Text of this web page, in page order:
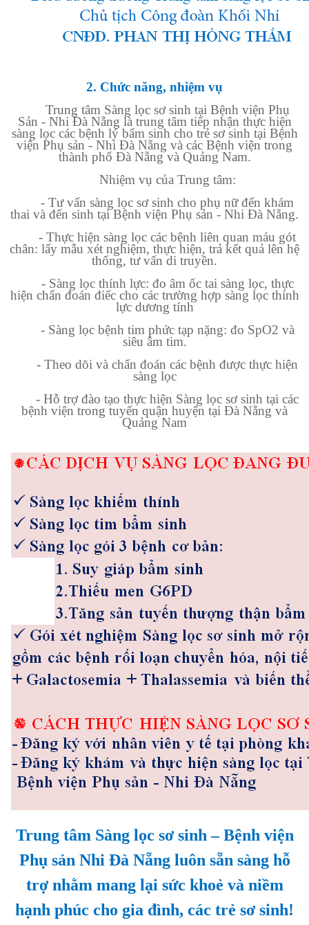
2. Chức năng, nhiệm vụ
Trung tâm Sàng lọc sơ sinh tại Bệnh viện Phụ
Sản - Nhi Đà Nẵng là trung tâm tiếp nhận thực hiện
sàng lọc các bệnh lý bẩm sinh cho trẻ sơ sinh tại Bệnh
viện Phụ sản - Nhi Đà Nẵng và các Bệnh viện trong
thành phố Đà Nẵng và Quảng Nam.
Nhiệm vụ của Trung tâm:
- Tư vấn sàng lọc sơ sinh cho phụ nữ đến khám
thai và đến sinh tại Bệnh viện Phụ sản - Nhi Đà Nẵng.
- Thực hiện sàng lọc các bệnh liên quan máu gót
chân: lấy mẫu xét nghiệm, thực hiện, trả kết quả lên hệ
thống, tư vấn di truyền.
- Sàng lọc thính lực: đo âm ốc tai sàng lọc, thực
hiện chẩn đoán điếc cho các trường hợp sàng lọc thính
lực dương tính
- Sàng lọc bệnh tim phức tạp nặng: đo SpO2 và
siêu âm tim.
- Theo dõi và chẩn đoán các bệnh được thực hiện
sàng lọc
- Hỗ trợ đào tạo thực hiện Sàng lọc sơ sinh tại các
bệnh viện trong tuyến quận huyện tại Đà Nẵng và
Quảng Nam
Trung tâm Sàng lọc sơ sinh – Bệnh viện
Phụ sản Nhi Đà Nẵng luôn sẵn sàng hỗ
trợ nhằm mang lại sức khoẻ và niềm
hạnh phúc cho gia đình, các trẻ sơ sinh!